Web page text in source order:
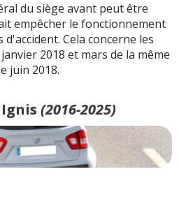
du siège avant peut être
empêcher le fonctionnement
Cela concerne les
2018 et mars de la même
juin 2018.
(2016-2025)